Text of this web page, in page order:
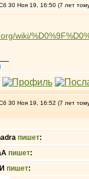
30 Ноя 19, 16:50 (7 лет
wiki/
30 Ноя 19, 16:52 (7 лет
пишет:
пишет:
пишет: